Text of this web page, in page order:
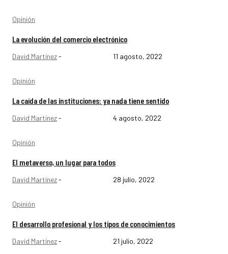
Opinión
La evolución del comercio electrónico
David Martínez- 11 agosto, 2022
Opinión
La caída de las instituciones: ya nada tiene sentido
David Martínez- 4 agosto, 2022
Opinión
El metaverso, un lugar para todos
David Martínez- 28 julio, 2022
Opinión
El desarrollo profesional y los tipos de conocimientos
David Martínez- 21 julio, 2022